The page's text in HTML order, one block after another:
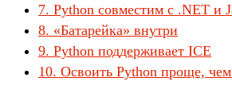
7. Python совместим с .NET и
8. «Батарейка» внутри
9. Python поддерживает ICE
10. Освоить Python проще,